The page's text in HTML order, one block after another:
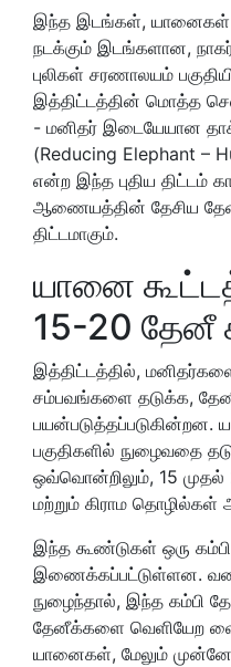
இந்த இடங்கள், யானைகள்
நடக்கும் இடங்களான,
புலிகள் சரணாலயம்
இத்திட்டத்தின் மொத்த
- மனிதர் இடையேயான
(Reducing Elephant –
என்ற இந்த புதிய திட்டம்
ஆணையத்தின் தேசிய
திட்டமாகும்.
யானை
15-20 தேனீ
இத்திட்டத்தில்,
சம்பவங்களை தடுக்க,
பயன்படுத்தப்படுகின்றன.
பகுதிகளில் நுழைவதை
ஒவ்வொன்றிலும், 15
மற்றும் கிராம
இந்த கூண்டுகள் ஒரு
இணைக்கப்பட்டுள்ளன.
நுழைந்தால், இந்த கம்பி
தேனீக்களை வெளியேற
யானைகள், மேலும்